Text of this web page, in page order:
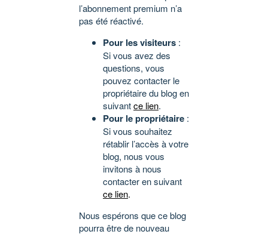
l’abonnement premium n’a
pas été réactivé.
Pour les visiteurs :
Si vous avez des
questions, vous
pouvez contacter le
propriétaire du blog en
suivantce lien.
Pour le propriétaire :
Si vous souhaitez
rétablir l’accès à votre
blog, nous vous
invitons à nous
contacter en suivant
ce lien.
Nous espérons que ce blog
pourra être de nouveau